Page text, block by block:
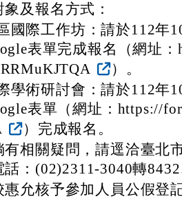
及報名方式：
國際工作坊：請於112年
表單完成報名（網址
）。
學術研討會：請於112年
表單（網址：https://
）完成報名。
有相關疑問，請逕洽臺北
話：(02)2311-3040轉
惠允核予參加人員公假登